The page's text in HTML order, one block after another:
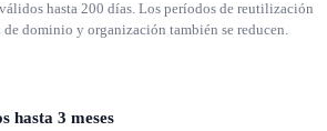
hasta 200 días. Los períodos de reutilización
dominio y organización también se reducen.
hasta 3 meses